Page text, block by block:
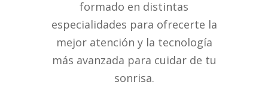
formado en distintas
especialidades para ofrecerte la
mejor atención y la tecnología
más avanzada para cuidar de tu
sonrisa.